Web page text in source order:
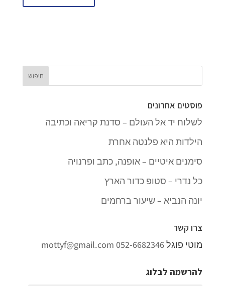
פוסטים אחרונים
לשלוח יד אל העולם – סדנת קריאה וכתיבה
הילדות היא פלנטה אחרת
סימנים איטיים – אופנה, כתב ופרנויה
כל נדרי – סטופ כדור הארץ
יונה הנביא – שיעור ברחמים
צרו קשר
מוטי פוגל052-6682346
mottyf@gmail.com
להרשמה לבלוג